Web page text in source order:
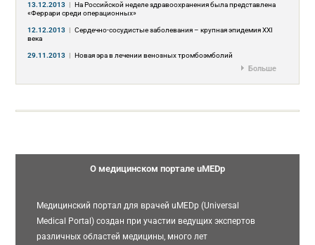
13.12.2013 | На Российской неделе здравоохранения была представлена
«Феррари среди операционных»
12.12.2013 | Сердечно-сосудистые заболевания – крупная эпидемия XXI
века
29.11.2013 | Новая эра в лечении венозных тромбоэмболий
Больше
О медицинском портале uMEDp
Медицинский портал для врачей uMEDp (Universal
Medical Portal) создан при участии ведущих экспертов
различных областей медицины, много лет